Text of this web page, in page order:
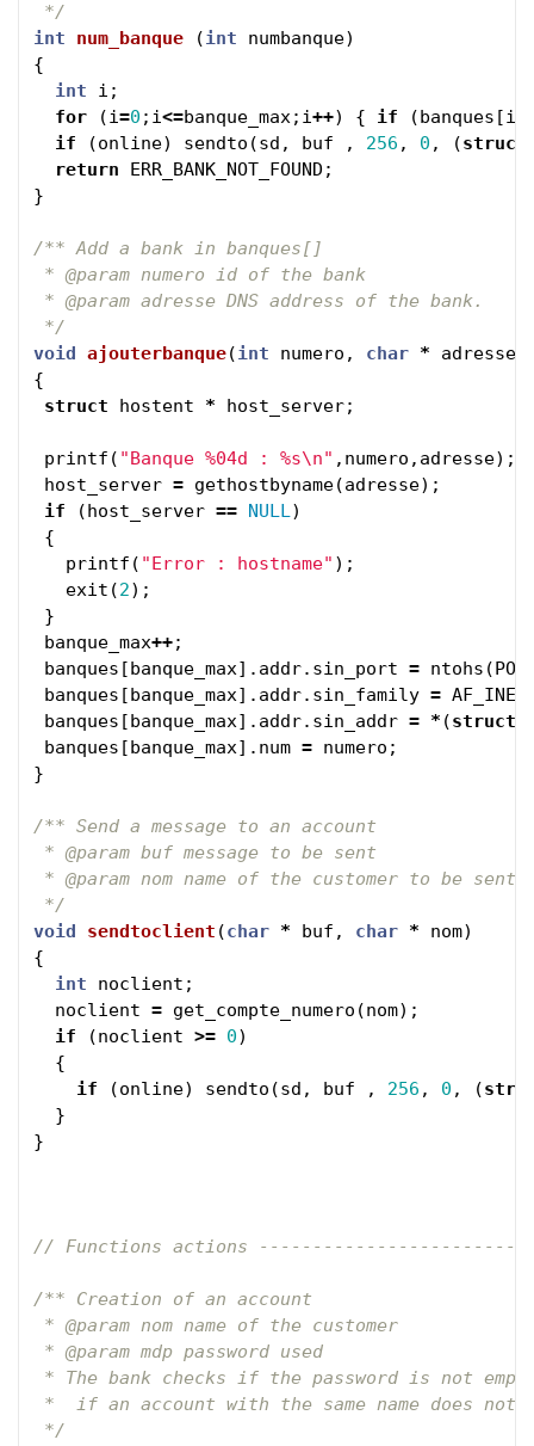
*/
int
num_banque (int numbanque)
{
int
i ;
for
(i=0 ; i<=banque_max; i++) { if ( banques [i
if
(online) sendto (sd , buf , 256 , 0 , (struct
return
ERR_BANK_NOT_FOUND ;
}
/** Add a bank in banques[]
* @param numero id of the bank
* @param adresse DNS address of the bank.
*/
void
ajouterbanque(int numero , char * adresse
{
struct
hostent * host_server;
printf ( "Banque %04d : %s\n" , numero , adresse);
host_server = gethostbyname(adresse);
if
( host_server == NULL)
{
printf ( "Error : hostname" );
exit (2);
}
banque_max++;
banques [ banque_max]. addr. sin_port = ntohs (
banques [ banque_max]. addr. sin_family = AF_INET
banques [ banque_max]. addr. sin_addr = * (struct
banques [ banque_max]. num = numero ;
}
/** Send a message to an account
* @param buf message to be sent
* @param nom name of the customer to be sent
*/
void
sendtoclient (char * buf , char * nom)
{
int
noclient ;
noclient = get_compte_numero (nom);
if
(noclient >= 0)
{
if
(online) sendto (sd , buf , 256 , 0 , (
}
}
// Functions actions
/** Creation of an account
* @param nom name of the customer
* @param mdp password used
* The bank checks if the password is not
*  if an account with the same name does not
*/